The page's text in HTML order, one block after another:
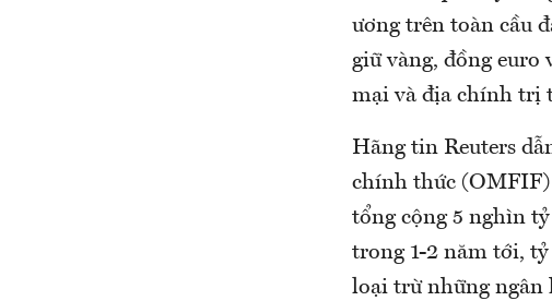
ương trên toàn cầu
giữ vàng, đồng euro
mại và địa chính trị
Hãng tin Reuters
chính thức (OMFIF)
tổng cộng 5 nghìn
trong 1-2 năm tới,
loại trừ những ngân